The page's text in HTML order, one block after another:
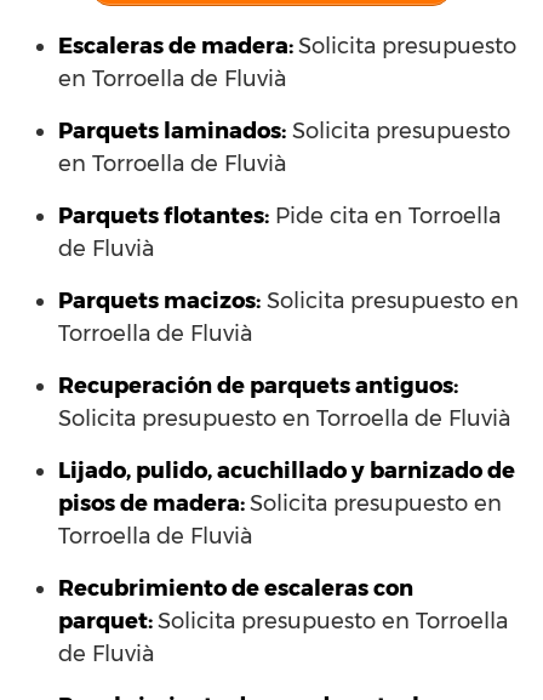
Escaleras de madera:Solicita presupuesto
en Torroella de Fluvià
Parquets laminados: Solicita presupuesto
en Torroella de Fluvià
Parquets flotantes: Pide cita en Torroella
de Fluvià
Parquets macizos: Solicita presupuesto en
Torroella de Fluvià
Recuperación de parquets antiguos:
Solicita presupuesto en Torroella de Fluvià
Lijado, pulido, acuchillado y barnizado de
pisos de madera:Solicita presupuesto en
Torroella de Fluvià
Recubrimiento de escaleras con
parquet:Solicita presupuesto en Torroella
de Fluvià